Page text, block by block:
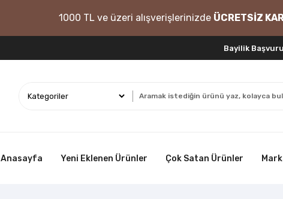
1000 TL ve üzeri alışverişlerinizde ÜCRETSİZ
Bayilik
Anasayfa Yeni Eklenen Ürünler Çok Satan Ürünler